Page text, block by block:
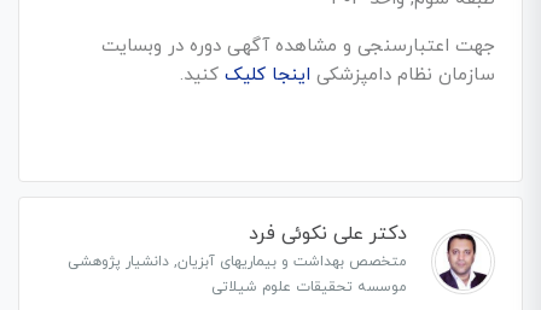
جهت اعتبارسنجی و مشاهده آگهی دوره در وبسایت
سازمان نظام دامپزشکی اینجا کلیککنید.
دکتر علی نکوئی فرد
متخصص بهداشت و بیماریهای آبزیان, دانشیار پژوهشی
موسسه تحقیقات علوم شیلاتی